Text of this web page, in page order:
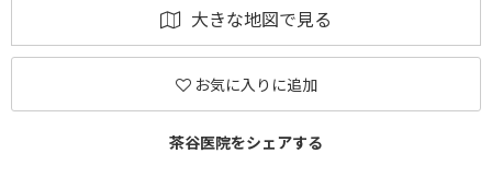
大きな地図で見る
お気に入りに追加
茶谷医院をシェアする